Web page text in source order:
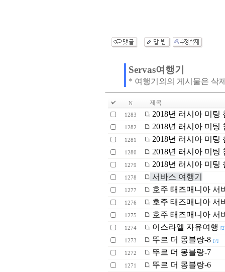
Servas여행기
* 여행기외의 게시물은 삭
N 제목
1283 2018년 러시아 미팅
1282 2018년 러시아 미팅
1281 2018년 러시아 미팅
1280 2018년 러시아 미팅
1279 2018년 러시아 미팅
1278 서바스 여행기
1277 호주 태즈매니아 서
1276 호주 태즈매니아 서
1275 호주 태즈매니아 서
1274 이스라엘 자유여행
1273 뚜르 더 몽블랑-8 [2]
1272 뚜르 더 몽블랑-7
1271 뚜르 더 몽블랑-6